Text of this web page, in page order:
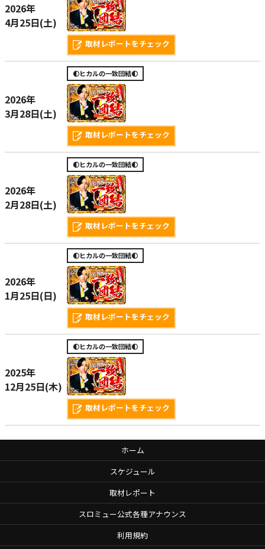
2026年
4月25日(土)
取材レポートをチェック
2026年
3月28日(土)
🌓ヒカルの一致団結🌓
取材レポートをチェック
2026年
2月28日(土)
🌓ヒカルの一致団結🌓
取材レポートをチェック
2026年
1月25日(日)
🌓ヒカルの一致団結🌓
取材レポートをチェック
2025年
12月25日(木)
🌓ヒカルの一致団結🌓
取材レポートをチェック
ホーム
スケジュール
取材レポート
スロミュー公式各種アナウンス
利用規約